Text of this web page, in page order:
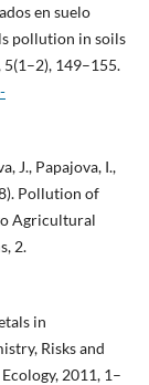
en suelo
pollution in soils
149–155.
J., Papajova, I.,
Pollution of
Agricultural
2.
in
Risks and
2011, 1–